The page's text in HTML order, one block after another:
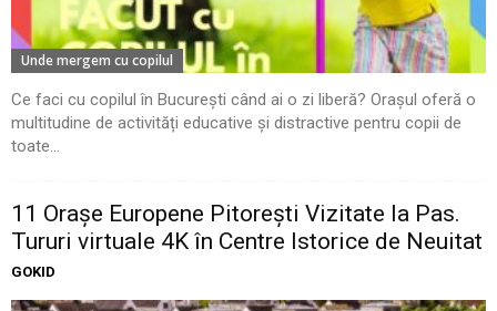
Unde mergem cu copilul
Ce faci cu copilul în București când ai o zi liberă? Orașul oferă o
multitudine de activități educative și distractive pentru copii de
toate...
11 Oraşe Europene Pitoreşti Vizitate la Pas.
Tururi virtuale 4K în Centre Istorice de Neuitat
GOKID